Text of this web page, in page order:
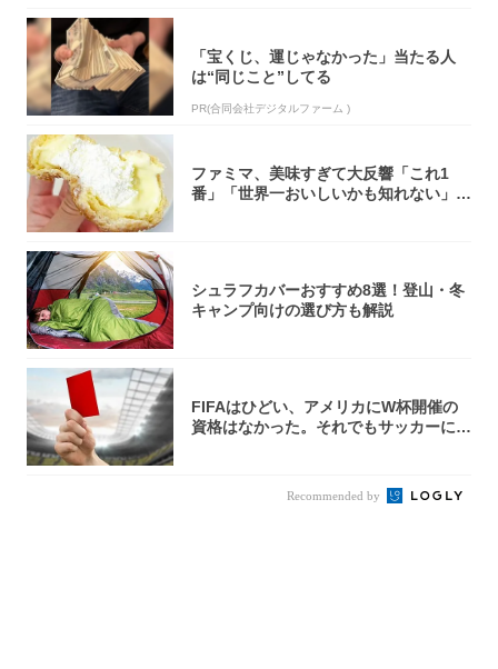
「宝くじ、運じゃなかった」当たる人
は“同じこと”してる
PR(合同会社デジタルファーム )
ファミマ、美味すぎて大反響「これ1
番」「世界一おいしいかも知れない」
シュラフカバーおすすめ8選！登山・冬
キャンプ向けの選び方も解説
FIFAはひどい、アメリカにW杯開催の
資格はなかった。それでもサッカーには
Recommended by